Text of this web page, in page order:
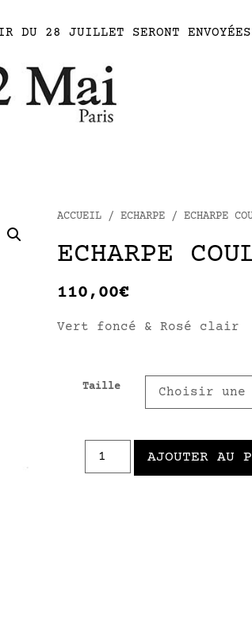
DU 28 JUILLET SERONT
ACCUEIL / ECHARPE / ECHARPE
ECHARPE
110,00€
Vert foncé & Rosé clair
Taille
AJOUTER AU